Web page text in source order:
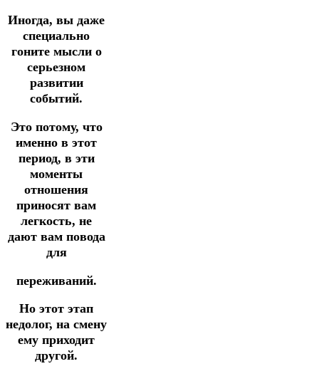
Иногда, вы даже
специально
гоните мысли о
серьезном
развитии
событий.
Это потому, что
именно в этот
период, в эти
моменты
отношения
приносят вам
легкость, не
дают вам повода
для
переживаний.
Но этот этап
недолог, на смену
ему приходит
другой.